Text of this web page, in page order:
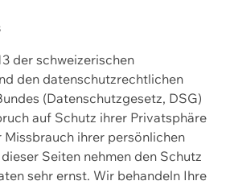
der schweizerischen
den datenschutzrechtlichen
(Datenschutzgesetz, DSG)
auf Schutz ihrer Privatsphäre
ihrer persönlichen
Seiten nehmen den Schutz
sehr ernst. Wir behandeln Ihre